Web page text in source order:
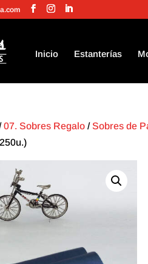
Inicio Estanterías
07. Sobres Regalo /Sobres de